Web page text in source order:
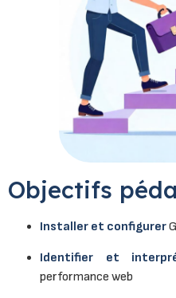
Objectifs
Installer et configurer
Identifier et
performance web